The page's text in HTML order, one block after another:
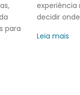
de Cruzeiro |
Norfolk | City
em Norfolk | City
para
decidir
Leia mais